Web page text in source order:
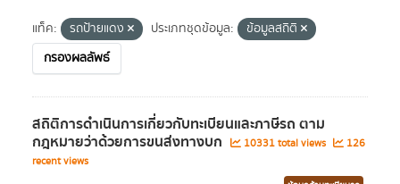
แท็ค: รถป้ายแดง ประเภทชุดข้อมูล:
ข้อมูลสถิติ
กรองผลลัพธ์
สถิติการดำเนินการเกี่ยวกับทะเบียนและภาษีรถ ตาม
กฎหมายว่าด้วยการขนส่งทางบก 10331 total views
126
recent views